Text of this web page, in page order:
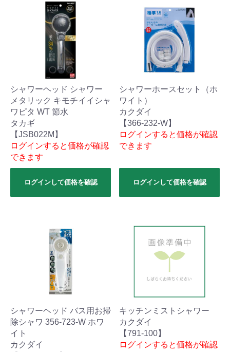
シャワーヘッド シャワー
メタリック キモチイイシャ
ワピタ WT 節水
タカギ
【JSB022M】
ログインすると価格が確認
できます
ログインして価格を確認
シャワーホースセット（ホ
ワイト）
カクダイ
【366-232-W】
ログインすると価格が確認
できます
ログインして価格を確認
シャワーヘッド バス用お掃
除シャワ 356-723-W ホワ
イト
カクダイ
キッチンミストシャワー
カクダイ
【791-100】
ログインすると価格が確認